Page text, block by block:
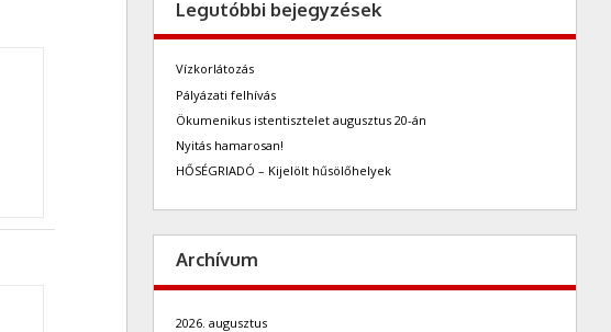
Legutóbbi bejegyzések
Vízkorlátozás
Pályázati felhívás
Ökumenikus istentisztelet augusztus 20-án
Nyitás hamarosan!
HŐSÉGRIADÓ – Kijelölt hűsölőhelyek
Archívum
2026. augusztus